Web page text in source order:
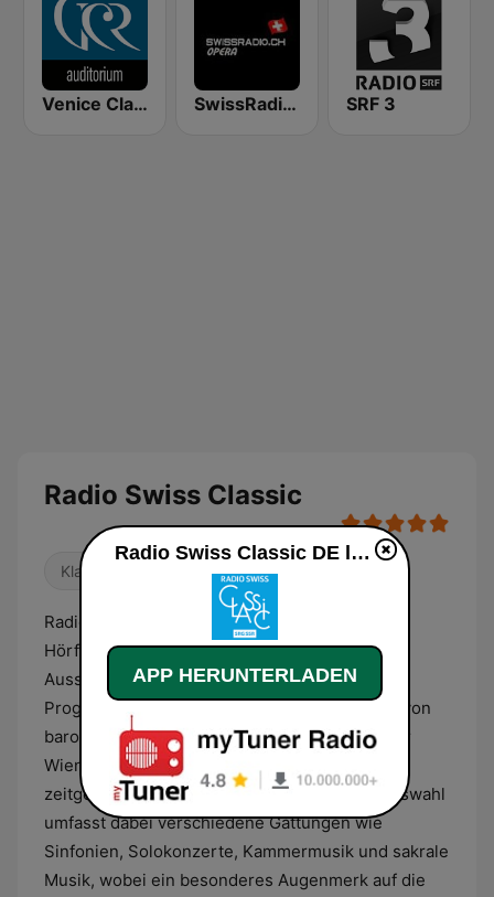
Venice Classic Radio | VCR Auditorium SwissRadio.ch Classical Opera SRF 3
Radio Swiss Classic
Klassisch
Radio Swiss Classic DE ist ein Schweizer
Hörfunksender, der sich konsequent der
Ausstrahlung klassischer Musik widmet. Das
Programm deckt ein weites Spektrum ab, das von
barocken Kompositionen über die Epochen der
Wiener Klassik und Romantik bis hin zu
zeitgenössischen Werken reicht. Die Musikauswahl
umfasst dabei verschiedene Gattungen wie
Sinfonien, Solokonzerte, Kammermusik und sakrale
Musik, wobei ein besonderes Augenmerk auf die
Radio Swiss Classic DE live
APP HERUNTERLADEN